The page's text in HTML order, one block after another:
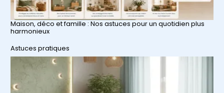
Maison, déco et famille : Nos astuces pour un quotidien plus
harmonieux
Par rapport à
Astuces pratiques